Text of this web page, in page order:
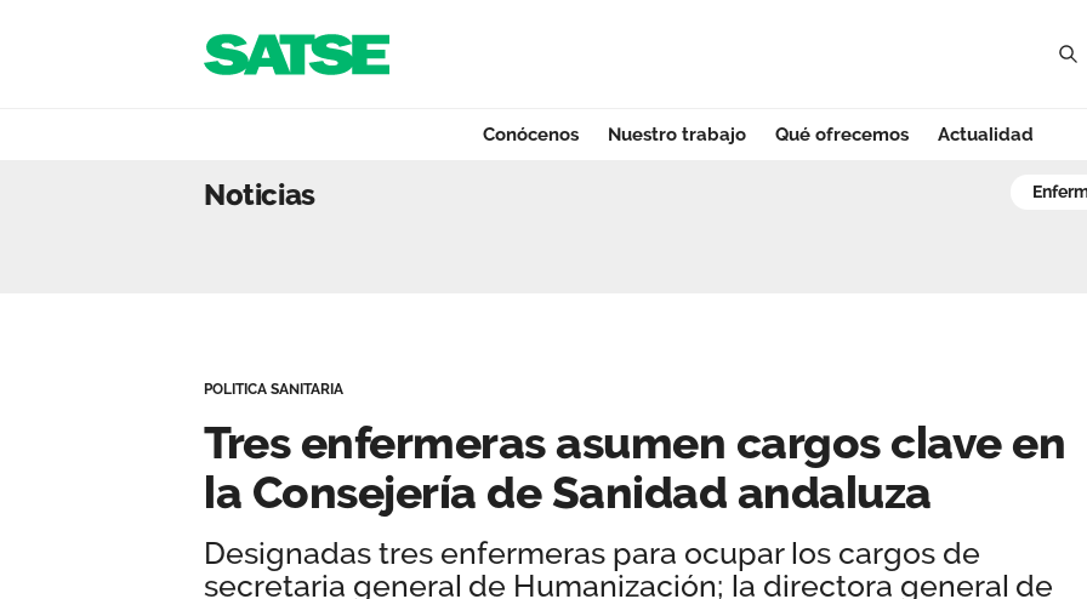
Navegación
Conócenos Nuestro trabajo Qué ofrecemos Actualidad
Qué ofrecemos
Tres enfermeras asumen cargos
Noticias
POLITICA SANITARIA
Tres enfermeras asumen cargos clave en
la Consejería de Sanidad andaluza
Designadas tres enfermeras para ocupar los cargos de
secretaria general de Humanización; la directora general de